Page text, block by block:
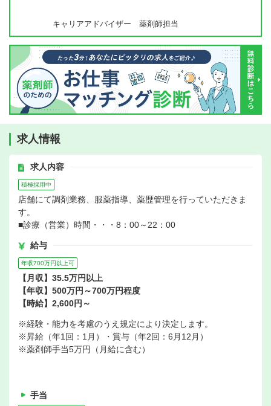
キャリアアドバイザー 薬剤師担当
求人情報
求人内容
積極採用中
店舗にて調剤業務、服薬指導、薬歴管理を行っていただきま
す。
■診療（営業）時間・・・8：00～22：00
給与
年収700万円以上可
【月収】35.5万円以上
【年収】500万円～700万円程度
【時給】2,600円～
※経験・能力を考慮のうえ規定により決定します。
※昇給（年1回：1月）・賞与（年2回：6月12月）
※薬剤師手当5万円（月給に含む）
手当